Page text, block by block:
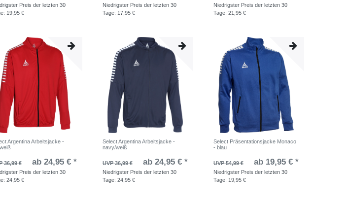
Preis der letzten 30
19,95 €
Niedrigster Preis der letzten 30
Tage: 17,95 €
Niedrigster Preis der letzten 30
Tage:21,95 €
Argentina Arbeitsjacke -
36,99 € ab 24,95 € *
Preis der letzten 30
24,95 €
Select Argentina Arbeitsjacke -
navy/weiß
UVP 36,99 € ab 24,95 € *
Niedrigster Preis der letzten 30
Tage:24,95 €
Select Präsentationsjacke Monaco
- blau
UVP 54,99 € ab 19,95 € *
Niedrigster Preis der letzten 30
Tage: 19,95 €